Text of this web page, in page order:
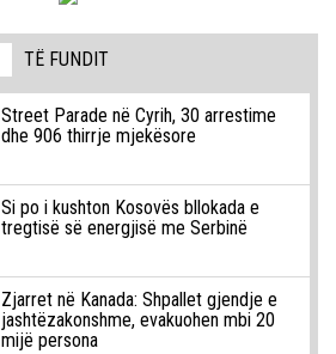
TË FUNDIT
Street Parade në Cyrih, 30 arrestime
dhe 906 thirrje mjekësore
Si po i kushton Kosovës bllokada e
tregtisë së energjisë me Serbinë
Zjarret në Kanada: Shpallet gjendje e
jashtëzakonshme, evakuohen mbi 20
mijë persona